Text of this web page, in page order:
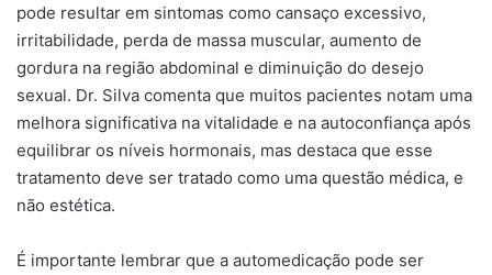
pode resultar em sintomas como cansaço excessivo,
irritabilidade, perda de massa muscular, aumento de
gordura na região abdominal e diminuição do desejo
sexual. Dr. Silva comenta que muitos pacientes notam uma
melhora significativa na vitalidade e na autoconfiança após
equilibrar os níveis hormonais, mas destaca que esse
tratamento deve ser tratado como uma questão médica, e
não estética.
É importante lembrar que a automedicação pode ser